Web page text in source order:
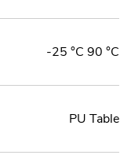
-25 °C 90 °C
PU Table